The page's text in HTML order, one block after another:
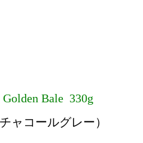
Bale 330g
ャコールグレー）